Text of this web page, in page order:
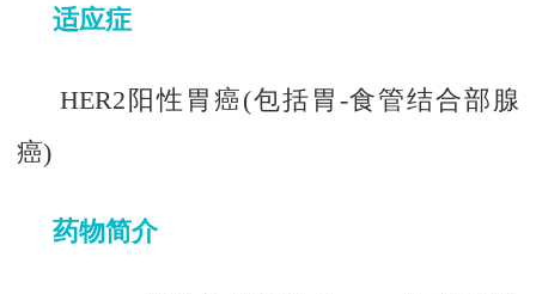
适应症
HER2阳性胃癌(包括胃-食管结合部腺
癌)
药物简介